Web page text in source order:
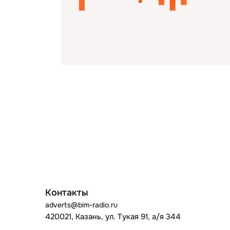
Контакты
adverts@bim-radio.ru
420021, Казань, ул. Тукая 91, а/я 344